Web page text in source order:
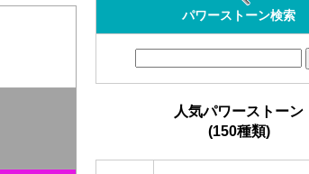
パワーストーン検索
人気パワーストーン
(150種類)